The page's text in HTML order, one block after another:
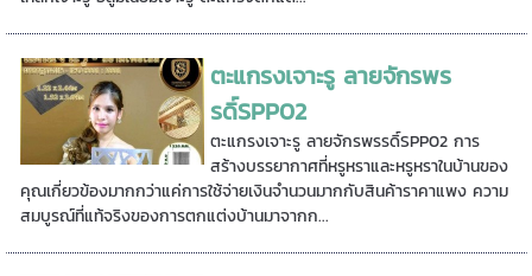
ตะแกรงเจาะรู ลายจักรพร
รดิ์SPP02
ตะแกรงเจาะรู ลายจักรพรรดิ์SPP02 การ
สร้างบรรยากาศที่หรูหราและหรูหราในบ้านของ
คุณเกี่ยวข้องมากกว่าแค่การใช้จ่ายเงินจำนวนมากกับสินค้าราคาแพง ความ
สมบูรณ์ที่แท้จริงของการตกแต่งบ้านมาจากก...